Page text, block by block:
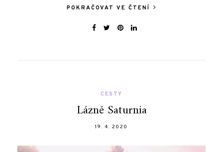
POKRAČOVAT VE ČTENÍ
CESTY
Lázně Saturnia
19. 4. 2020